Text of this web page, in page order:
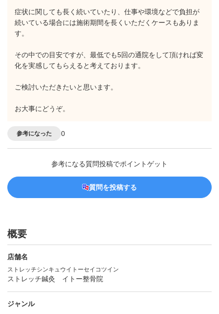
症状に関しても長く続いていたり、仕事や環境などで負担が
続いている場合には施術期間を長くいただくケースもありま
す。
その中での目安ですが、最低でも5回の通院をして頂ければ変
化を実感してもらえると考えております。
ご検討いただきたいと思います。
お大事にどうぞ。
参考になった 0
参考になる質問投稿でポイントゲット
質問を投稿する
概要
店舗名
ストレッチシンキュウイトーセイコツイン
ストレッチ鍼灸 イトー整骨院
ジャンル